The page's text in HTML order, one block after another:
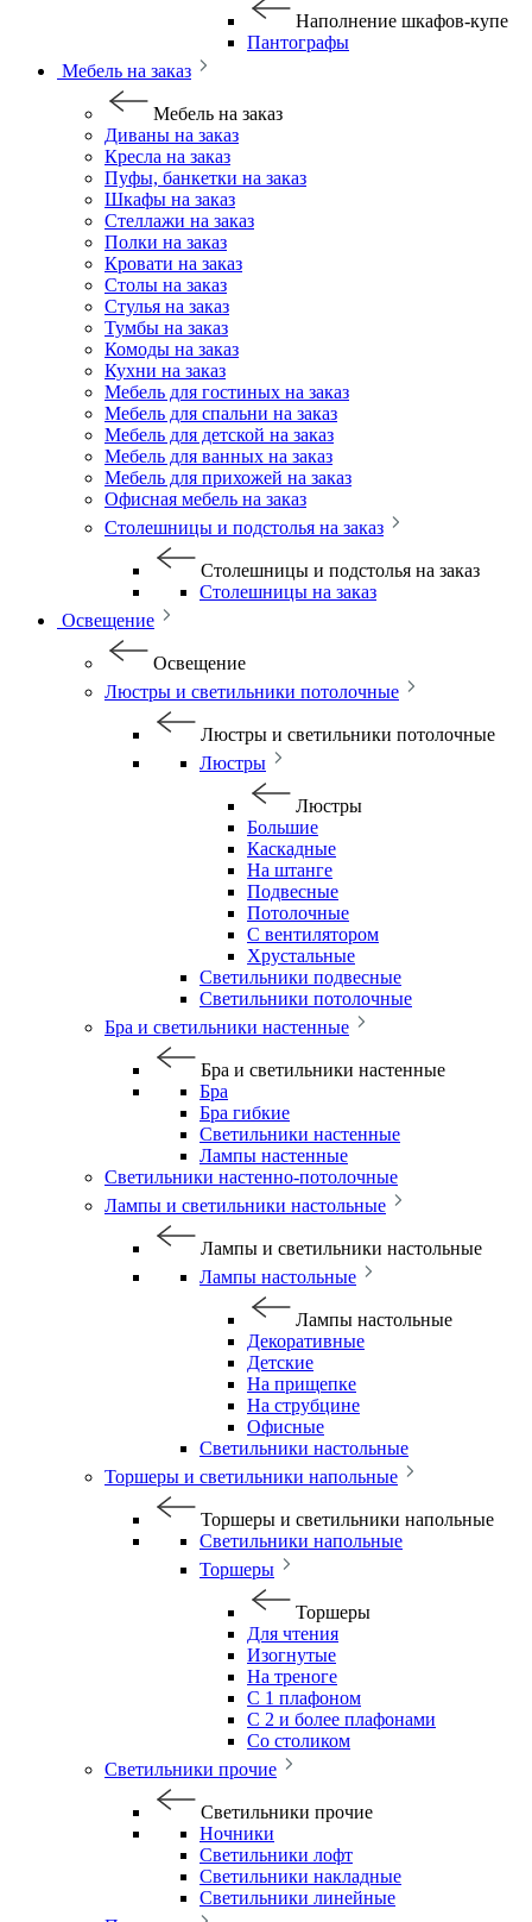
Наполнение шкафов-купе
Пантографы
Мебель на заказ
Мебель на заказ
Диваны на заказ
Кресла на заказ
Пуфы, банкетки на заказ
Шкафы на заказ
Стеллажи на заказ
Полки на заказ
Кровати на заказ
Столы на заказ
Стулья на заказ
Тумбы на заказ
Комоды на заказ
Кухни на заказ
Мебель для гостиных на заказ
Мебель для спальни на заказ
Мебель для детской на заказ
Мебель для ванных на заказ
Мебель для прихожей на заказ
Офисная мебель на заказ
Столешницы и подстолья на заказ
Столешницы и подстолья на заказ
Столешницы на заказ
Освещение
Освещение
Люстры и светильники потолочные
Люстры и светильники потолочные
Люстры
Люстры
Большие
Каскадные
На штанге
Подвесные
Потолочные
С вентилятором
Хрустальные
Светильники подвесные
Светильники потолочные
Бра и светильники настенные
Бра и светильники настенные
Бра
Бра гибкие
Светильники настенные
Лампы настенные
Светильники настенно-потолочные
Лампы и светильники настольные
Лампы и светильники настольные
Лампы настольные
Лампы настольные
Декоративные
Детские
На прищепке
На струбцине
Офисные
Светильники настольные
Торшеры и светильники напольные
Торшеры и светильники напольные
Светильники напольные
Торшеры
Торшеры
Для чтения
Изогнутые
На треноге
С 1 плафоном
С 2 и более плафонами
Со столиком
Светильники прочие
Светильники прочие
Ночники
Светильники лофт
Светильники накладные
Светильники линейные